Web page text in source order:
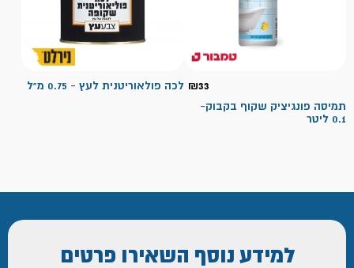
₪33
תמיסה פונגיציק שקוף בקבוק-
0.1 ליטר
לכה פולאוריטנית לעץ - 0.75 מ"ל
למידע נוסף השאירו פרטים